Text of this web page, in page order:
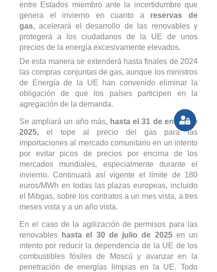
entre Estados miembro ante la incertidumbre que
genera el invierno en cuanto areservas de
gas, acelerará el desarrollo de las renovables y
protegerá a los ciudadanos de la UE de unos
precios de la energía excesivamente elevados.
De esta manera se extenderá hasta finales de 2024
las compras conjuntas de gas, aunque los ministros
de Energía de la UE han convenido eliminar la
obligación de que los países participen en la
agregación de la demanda.
Se ampliará un año más, hasta el 31 de enero de
2025, el tope al precio del gas para las
importaciones al mercado comunitario en un intento
por evitar picos de precios por encima de los
mercados mundiales, especialmente durante el
invierno. Continuará así vigente el límite de 180
euros/MWh en todas las plazas europeas, incluido
el Mibgas, sobre los contratos a un mes vista, a tres
meses vista y a un año vista.
En el caso de la agilización de permisos para las
renovables
hasta el 30 de julio de 2025 en un
intento por reducir la dependencia de la UE de los
combustibles fósiles de Moscú y avanzar en la
penetración de energías limpias en la UE. Todo